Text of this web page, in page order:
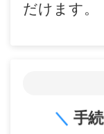
だけます。
＼ 手